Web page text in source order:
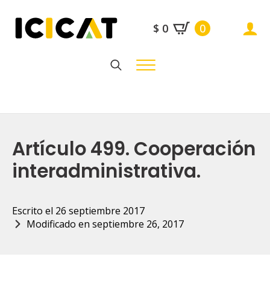
$ 0 0
Artículo 499. Cooperación
interadministrativa.
Escrito el 26 septiembre 2017
Modificado en septiembre 26, 2017